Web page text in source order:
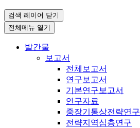
검색 레이어 닫기
전체메뉴 열기
발간물
보고서
전체보고서
연구보고서
기본연구보고서
연구자료
중장기통상전략연구
전략지역심층연구